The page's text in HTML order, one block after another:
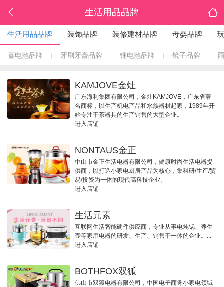
生活用品品牌
生活用品品牌 装饰品牌 装修建材品牌 母婴品牌
蓄电池品牌 牙刷牙膏品牌 锂电池品牌 镜子品牌
KAMJOVE金灶
广东海利集团有限公司，金灶KAMJOVE，广东省著
名商标，以生产机电产品和水族器材起家，1989年开
始专注于茶器具的生产销售的大型企业。
进入店铺
NONTAUS金正
中山市金正生活电器有限公司，健康时尚生活电器提
供商，以打造小家电厨房产品为核心，集科研/生产/贸
易/投资为一体的现代高科技企业。
进入店铺
生活元素
互联网生活智能硬件供应商，专业从事电炖锅、养生
壶等家用电器的研发、生产、销售于一体的企业。...
进入店铺
BOTHFOX双狐
佛山市双狐电器有限公司，中国电子商务小家电领域